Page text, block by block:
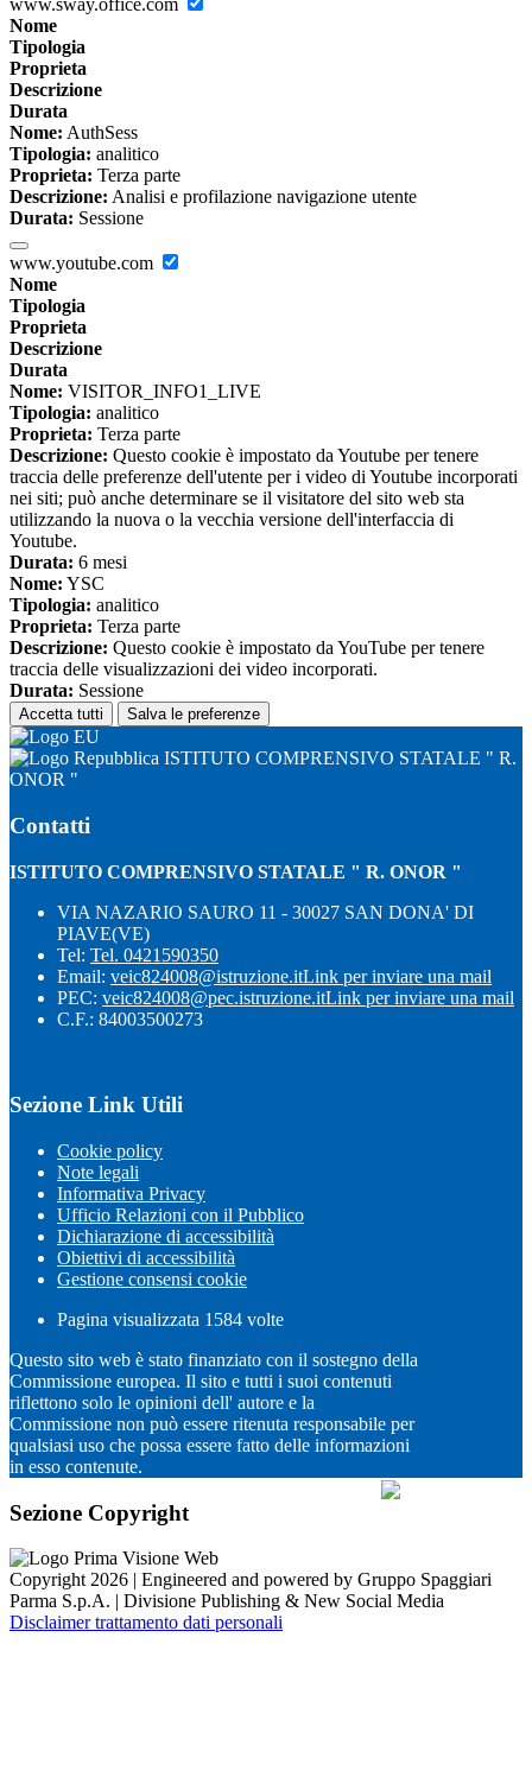
www.sway.office.com
Nome
Tipologia
Proprieta
Descrizione
Durata
Nome: AuthSess
Tipologia: analitico
Proprieta: Terza parte
Descrizione: Analisi e profilazione navigazione utente
Durata: Sessione
www.youtube.com
Nome
Tipologia
Proprieta
Descrizione
Durata
Nome: VISITOR_INFO1_LIVE
Tipologia: analitico
Proprieta: Terza parte
Descrizione: Questo cookie è impostato da Youtube per tenere
traccia delle preferenze dell'utente per i video di Youtube incorporati
nei siti; può anche determinare se il visitatore del sito web sta
utilizzando la nuova o la vecchia versione dell'interfaccia di
Youtube.
Durata: 6 mesi
Nome: YSC
Tipologia: analitico
Proprieta: Terza parte
Descrizione: Questo cookie è impostato da YouTube per tenere
traccia delle visualizzazioni dei video incorporati.
Durata: Sessione
Accetta tutti Salva le preferenze
ISTITUTO COMPRENSIVO STATALE " R.
ONOR "
Contatti
ISTITUTO COMPRENSIVO STATALE " R. ONOR "
VIA NAZARIO SAURO 11 - 30027 SAN DONA' DI
PIAVE(VE)
Tel: Tel. 0421590350
Email: veic824008@istruzione.itLink per inviare una mail
PEC: veic824008@pec.istruzione.itLink per inviare una mail
C.F.: 84003500273
Sezione Link Utili
Cookie policy
Note legali
Informativa Privacy
Ufficio Relazioni con il Pubblico
Dichiarazione di accessibilità
Obiettivi di accessibilità
Gestione consensi cookie
Pagina visualizzata 1584 volte
Questo sito web è stato finanziato con il sostegno della
Commissione europea. Il sito e tutti i suoi contenuti
riflettono solo le opinioni dell' autore e la
Commissione non può essere ritenuta responsabile per
qualsiasi uso che possa essere fatto delle informazioni
in esso contenute.
Sezione Copyright
Copyright 2026 | Engineered and powered by Gruppo Spaggiari
Parma S.p.A. | Divisione Publishing & New Social Media
Disclaimer trattamento dati personali